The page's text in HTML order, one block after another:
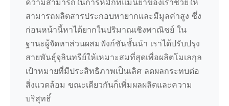
สามารถผลิตสารประกอบหายากและมีมูลค่าสูง ซึ่ง
ก่อนหน้านี้หาได้ยากในปริมาณเชิงพาณิชย์ ใน
ฐานะผู้จัดหาส่วนผสมฟังก์ชันชั้นนำ เราได้ปรับปรุง
สายพันธุ์จุลินทรีย์ให้เหมาะสมที่สุดเพื่อผลิตโมเลกุล
เป้าหมายที่มีประสิทธิภาพเป็นเลิศ ลดผลกระทบต่อ
สิ่งแวดล้อม ขณะเดียวกันก็เพิ่มผลผลิตและความ
บริสุทธิ์